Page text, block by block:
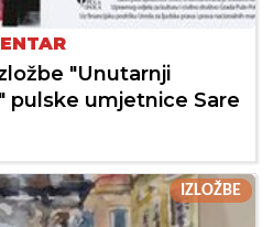
"Unutarnji
pulske umjetnice Sare
IZLOŽBE